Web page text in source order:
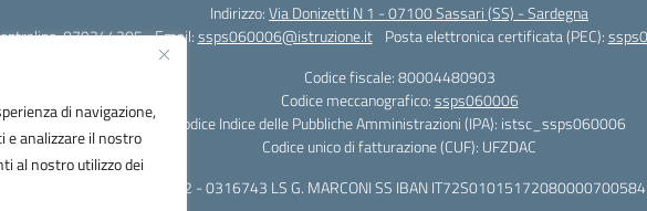
di navigazione,
analizzare il nostro
al nostro utilizzo dei
Indirizzo:Via Donizetti N 1 - 07100 Sassari (SS) - Sardegna
079244305 Email:ssps060006@istruzione.it Posta elettronica certificata (PEC):
Codice fiscale: 80004480903
Codice meccanografico:ssps060006
Codice Indice delle Pubbliche Amministrazioni (IPA): istsc_ssps060006
Codice unico di fatturazione (CUF): UFZDAC
TU - 522 - 0316743 LS G. MARCONI SS IBAN